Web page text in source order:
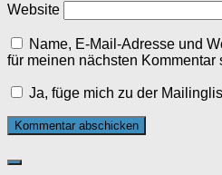
Website
Name, E-Mail-Adresse und
für meinen nächsten Kommentar
Ja, füge mich zu der